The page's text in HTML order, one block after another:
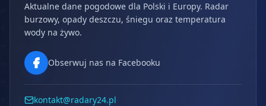
Aktualne dane pogodowe dla Polski i Europy. Radar
burzowy, opady deszczu, śniegu oraz temperatura
wody na żywo.
Obserwuj nas na Facebooku
kontakt@radary24.pl